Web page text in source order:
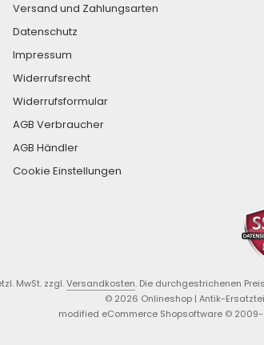
Versand und Zahlungsarten
Datenschutz
Impressum
Widerrufsrecht
Widerrufsformular
AGB Verbraucher
AGB Händler
Cookie Einstellungen
MwSt. zzgl.Versandkosten. Die durchgestrichenen
© 2026 Onlineshop | Antik-
modified eCommerce Shopsoftware ©